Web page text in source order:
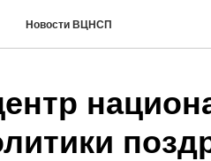
Новости ВЦНСП